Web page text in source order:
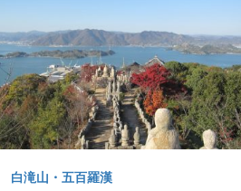
白滝山・五百羅漢